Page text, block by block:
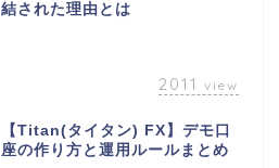
結された理由とは
2011 view
【Titan(タイタン) FX】デモ口
座の作り方と運用ルールまとめ